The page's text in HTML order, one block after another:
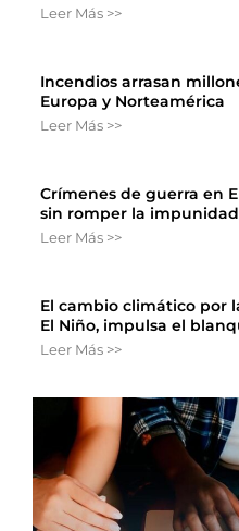
Leer Más >>
Incendios arrasan
Europa y Norteamérica
Leer Más >>
Crímenes de guerra en
sin romper la impunidad
Leer Más >>
El cambio climático por
El Niño, impulsa el
Leer Más >>